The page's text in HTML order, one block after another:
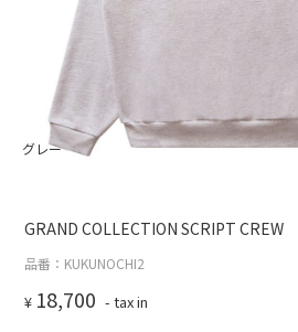
グレー
GRAND COLLECTION SCRIPT CREW
品番：KUKUNOCHI2
¥ 18,700 - tax in